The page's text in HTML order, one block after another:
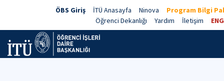
ÖBS Giriş İTÜ Anasayfa Ninova
Program Bilgi
Öğrenci Dekanlığı
Yardım İletişim